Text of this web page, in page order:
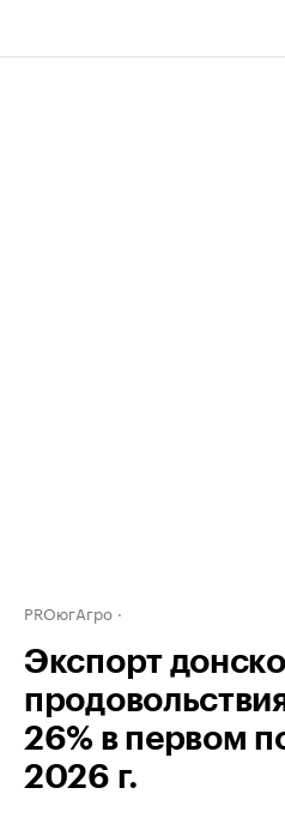
PROюгАгро
Экспорт
26% в первом
2026 г.